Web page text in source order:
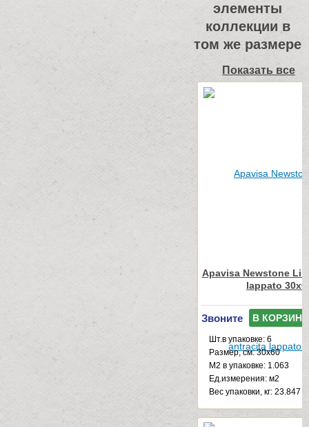
элементы
коллекции в
том же размере
Показать все
Apavisa Newstone
lappato
Звоните В КОРЗИНУ
Шт.в упаковке: 6
Размер, см: 30x60
М2 в упаковке: 1.063
Ед.измерения: м2
Веc упаковки, кг: 23.847